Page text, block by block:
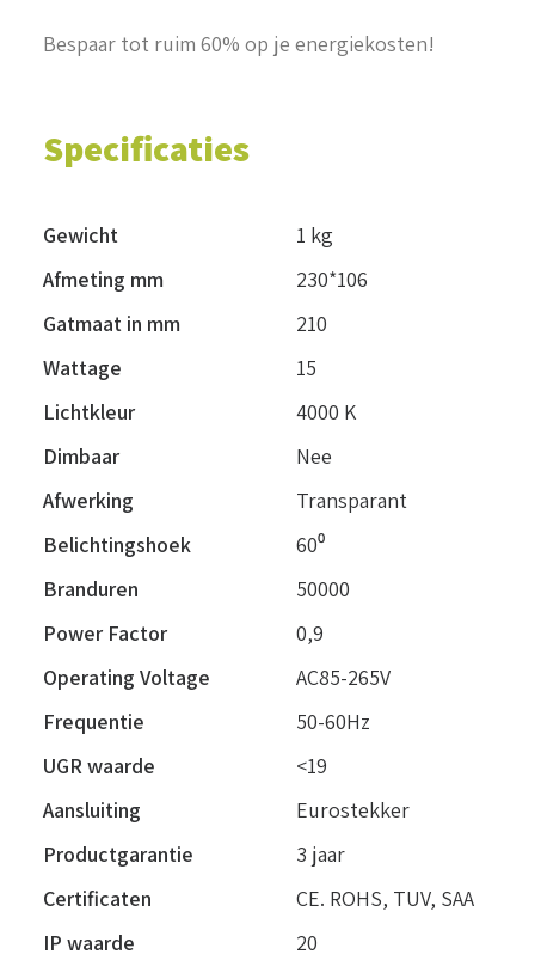
Bespaar tot ruim 60% op je energiekosten!
Specificaties
Gewicht
1 kg
Afmeting mm
230*106
Gatmaat in mm
210
Wattage
15
Lichtkleur
4000 K
Dimbaar
Nee
Afwerking
Transparant
Belichtingshoek
60⁰
Branduren
50000
Power Factor
0,9
Operating Voltage
AC85-265V
Frequentie
50-60Hz
UGR waarde
<19
Aansluiting
Eurostekker
Productgarantie
3 jaar
Certificaten
CE. ROHS, TUV, SAA
IP waarde
20